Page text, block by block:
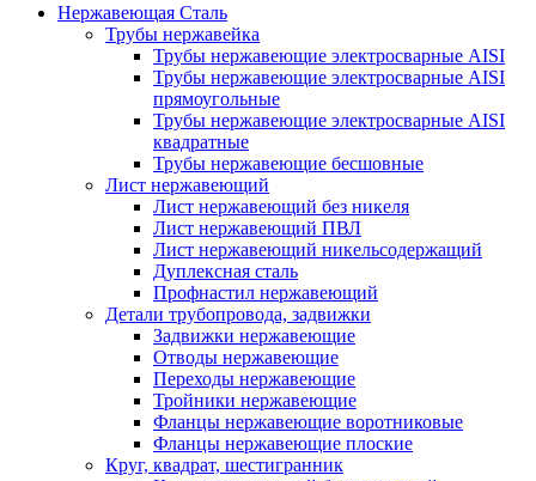
Нержавеющая Сталь
Трубы нержавейка
Трубы нержавеющие электросварные AISI
Трубы нержавеющие электросварные AISI
прямоугольные
Трубы нержавеющие электросварные AISI
квадратные
Трубы нержавеющие бесшовные
Лист нержавеющий
Лист нержавеющий без никеля
Лист нержавеющий ПВЛ
Лист нержавеющий никельсодержащий
Дуплексная сталь
Профнастил нержавеющий
Детали трубопровода, задвижки
Задвижки нержавеющие
Отводы нержавеющие
Переходы нержавеющие
Тройники нержавеющие
Фланцы нержавеющие воротниковые
Фланцы нержавеющие плоские
Круг, квадрат, шестигранник